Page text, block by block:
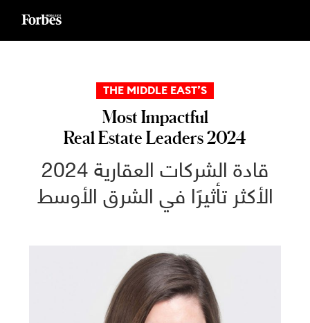
THE MIDDLE EAST’S
Most Impactful
Real Estate Leaders 2024
2024 قادة الشركات العقارية
الأكثر تأثيرًا في الشرق الأوسط